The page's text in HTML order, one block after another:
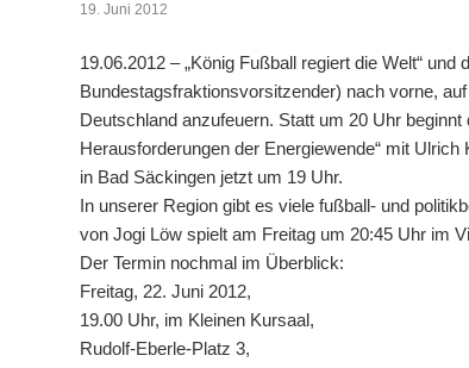
19. Juni 2012
19.06.2012 – „König Fußball regiert die Welt“
Bundestagsfraktionsvorsitzender) nach vorne,
Deutschland anzufeuern. Statt um 20 Uhr
Herausforderungen der Energiewende“ mit
in Bad Säckingen jetzt um 19 Uhr.
In unserer Region gibt es viele fußball- und
von Jogi Löw spielt am Freitag um 20:45 Uhr im
Der Termin nochmal im Überblick:
Freitag, 22. Juni 2012,
19.00 Uhr, im Kleinen Kursaal,
Rudolf-Eberle-Platz 3,